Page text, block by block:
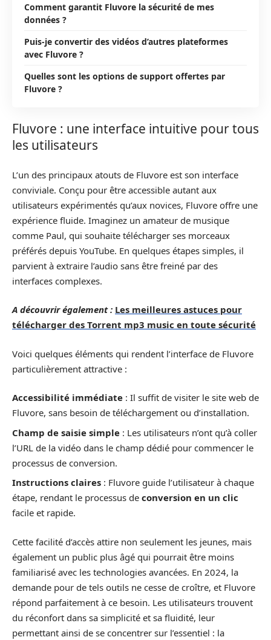
Comment garantit Fluvore la sécurité de mes
données ?
Puis-je convertir des vidéos d’autres plateformes
avec Fluvore ?
Quelles sont les options de support offertes par
Fluvore ?
Fluvore : une interface intuitive pour tous
les utilisateurs
L’un des principaux atouts de Fluvore est son interface
conviviale. Conçu pour être accessible autant aux
utilisateurs expérimentés qu’aux novices, Fluvore offre une
expérience fluide. Imaginez un amateur de musique
comme Paul, qui souhaite télécharger ses morceaux
préférés depuis YouTube. En quelques étapes simples, il
parvient à extraire l’audio sans être freiné par des
interfaces complexes.
A découvrir également : Les meilleures astuces pour
télécharger des Torrent mp3 music en toute sécurité
Voici quelques éléments qui rendent l’interface de Fluvore
particulièrement attractive :
Accessibilité immédiate : Il suffit de visiter le site web de
Fluvore, sans besoin de téléchargement ou d’installation.
Champ de saisie simple : Les utilisateurs n’ont qu’à coller
l’URL de la vidéo dans le champ dédié pour commencer le
processus de conversion.
Instructions claires : Fluvore guide l’utilisateur à chaque
étape, rendant le processus de conversion en un clic
facile et rapide.
Cette facilité d’accès attire non seulement les jeunes, mais
également un public plus âgé qui pourrait être moins
familiarisé avec les technologies avancées. En 2024, la
demande pour de tels outils ne cesse de croître, et Fluvore
répond parfaitement à ce besoin. Les utilisateurs trouvent
du réconfort dans sa simplicité et sa fluidité, leur
permettant ainsi de se concentrer sur l’essentiel : la